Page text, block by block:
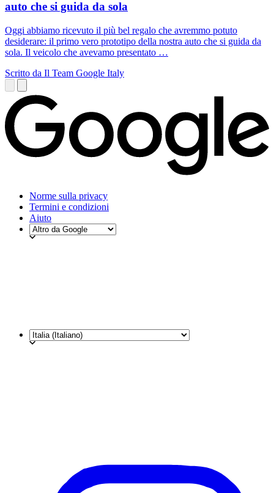
auto che si guida da sola
Oggi abbiamo ricevuto il più bel regalo che avremmo potuto
desiderare: il primo vero prototipo della nostra auto che si guida da
sola. Il veicolo che avevamo presentato …
Scritto da Il Team Google Italy
Norme sulla privacy
Termini e condizioni
Aiuto